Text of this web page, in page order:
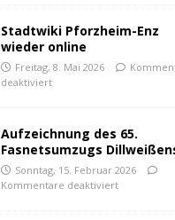
Stadtwiki Pforzheim-Enz
wieder online
Freitag, 8. Mai 2026
deaktiviert
Aufzeichnung des 65.
Fasnetsumzugs
Sonntag, 15. Februar 2026
Kommentare deaktiviert